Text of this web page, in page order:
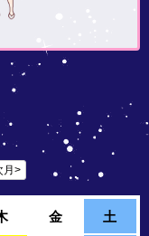
月>
金 土